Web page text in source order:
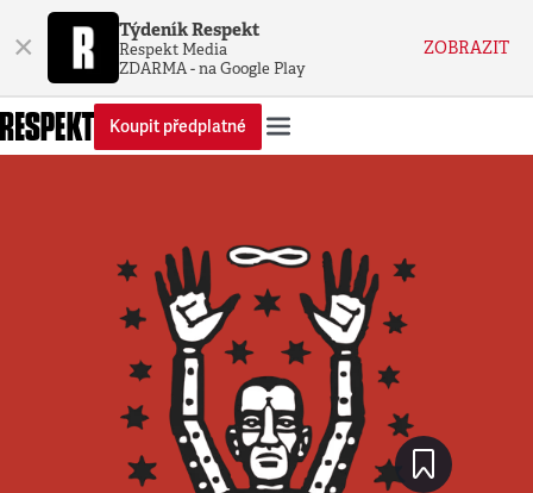
× Týdeník Respekt
Respekt Media
ZDARMA - na Google Play
ZOBRAZIT
Koupit předplatné